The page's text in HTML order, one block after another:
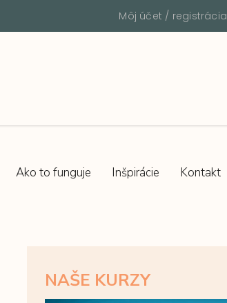
Môj účet / registrácia
Ako to funguje Inšpirácie Kontakt
NAŠE KURZY